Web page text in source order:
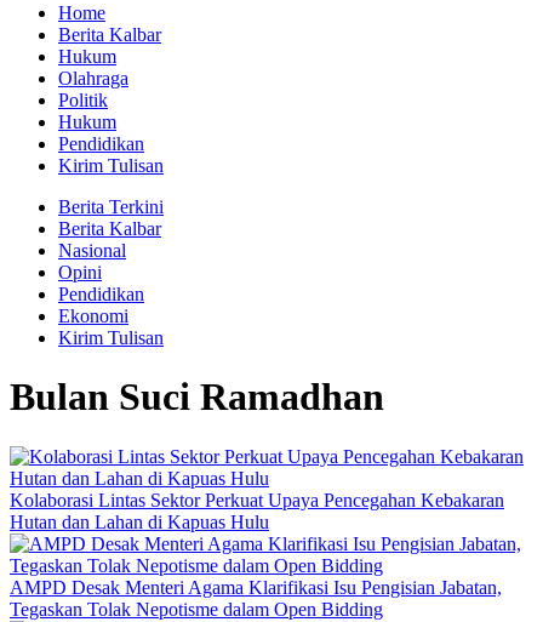
Home
Berita Kalbar
Hukum
Olahraga
Politik
Hukum
Pendidikan
Kirim Tulisan
Berita Terkini
Berita Kalbar
Nasional
Opini
Pendidikan
Ekonomi
Kirim Tulisan
Bulan Suci Ramadhan
Kolaborasi Lintas Sektor Perkuat Upaya Pencegahan Kebakaran
Hutan dan Lahan di Kapuas Hulu
AMPD Desak Menteri Agama Klarifikasi Isu Pengisian Jabatan,
Tegaskan Tolak Nepotisme dalam Open Bidding